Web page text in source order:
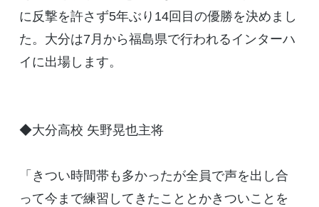
に反撃を許さず5年ぶり14回目の優勝を決めまし
た。大分は7月から福島県で行われるインターハ
イに出場します。
◆大分高校 矢野晃也主将
「きつい時間帯も多かったが全員で声を出し合
って今まで練習してきたこととかきついことを